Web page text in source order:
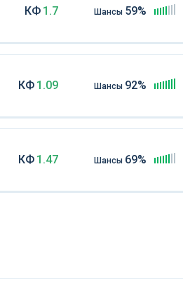
КФ 1.7 Шансы 59%
КФ 1.09 Шансы 92%
КФ 1.47 Шансы 69%